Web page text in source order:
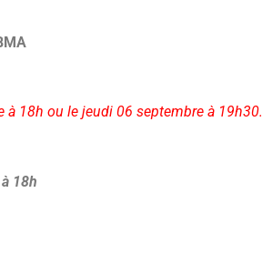
à 18h ou le jeudi 06 septembre à 19h30.
18h